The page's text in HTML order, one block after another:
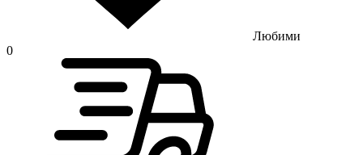
Любими
0